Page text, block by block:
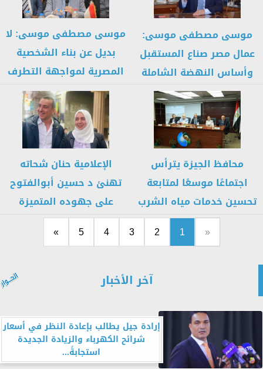
موسى مصطفى موسى:
عمال مصر صناع المستقبل
وأساس النهضة الشاملة
موسى مصطفى موسى: لا
بديل عن بناء الشخصية
المصرية لمواجهة التطرف
وصناعة...
محافظ الجيزة يترأس
اجتماعًا موسعًا لمتابعة
تحسين خدمات مياه الشرب
والصرف الصحي
الإعلامية حنان شحاته
تهنئ د حسين أبوالفتوح
على جهوده المتميزة
بمجموعة المرشدي...
«
1
2
3
4
5
»
آخر الأخبار
إرادة جيل يطالب بإعادة النظر في أسعار
شرائح الكهرباء والزيادة الجديدة
استجابةً...